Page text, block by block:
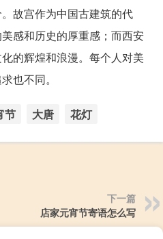
故宫作为中国古建筑的代
感和历史的厚重感；而西安
的辉煌和浪漫。每个人对美
也不同。
节 大唐 花灯
下一篇
店家元宵节寄语怎么写